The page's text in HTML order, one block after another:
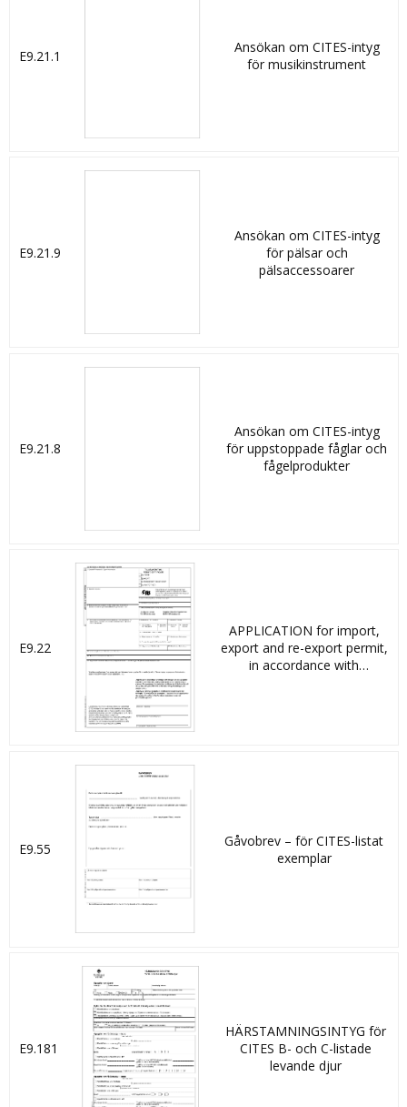
E9.21.1
Ansökan om CITES-intyg
för musikinstrument
E9.21.9
Ansökan om CITES-intyg
för pälsar och
pälsaccessoarer
E9.21.8
Ansökan om CITES-intyg
för uppstoppade fåglar och
fågelprodukter
E9.22
APPLICATION for import,
export and re-export permit,
in accordance with
E9.55
Gåvobrev – för CITES-listat
exemplar
E9.181
HÄRSTAMNINGSINTYG för
CITES B- och C-listade
levande djur